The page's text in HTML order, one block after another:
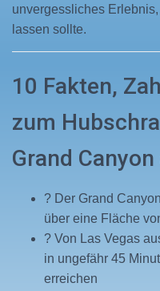
unvergessliches
lassen sollte.
10 Fakten,
zum
Grand
? Der Grand
über eine Fläche
? Von Las Vegas
in ungefähr 45
erreichen